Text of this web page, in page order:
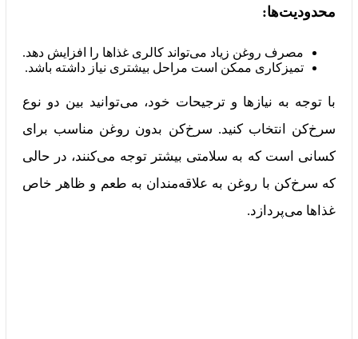
محدودیت‌ها:
مصرف روغن زیاد می‌تواند کالری غذاها را افزایش دهد.
تمیزکاری ممکن است مراحل بیشتری نیاز داشته باشد.
با توجه به نیازها و ترجیحات خود، می‌توانید بین دو نوع
سرخ‌کن انتخاب کنید. سرخ‌کن بدون روغن مناسب برای
کسانی است که به سلامتی بیشتر توجه می‌کنند، در حالی
که سرخ‌کن با روغن به علاقه‌مندان به طعم و ظاهر خاص
غذاها می‌پردازد.